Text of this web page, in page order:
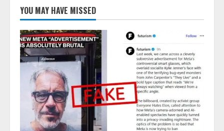
YOU MAY HAVE MISSED